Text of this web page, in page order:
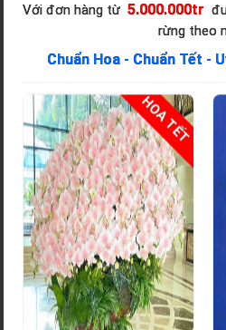
Giỏ Trái Cây Phúng
Mã sản phẩm: S000806
Giỏ quà Hoa Lan Tác Phẩm -
Với đơn hàng từ 5.000.000tr
rừng theo
Chuẩn Hoa - Chuẩn Tết -
HOA TẾT